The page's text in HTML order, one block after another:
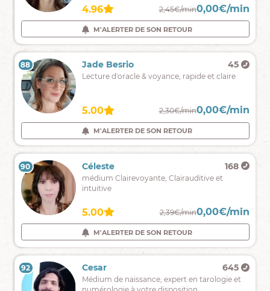
maîtrise
de
support
divinatoire
et
de
naissance
4.48 0,00€/min
M'ALERTER DE SON RETOUR
4.96 2,45€/min0,00€/min
M'ALERTER DE SON RETOUR
87 Lili
431
Médium
,venez
chercher
des
réponses
Avec
précis
!
4.90 2,40€/min 0,00€/min
M'ALERTER DE SON RETOUR
88 Jade Besrio 45
Lecture d'oracle & voyance, rapide et claire
5.00 2,30€/min0,00€/min
M'ALERTER DE SON RETOUR
89 Tina
2293
Vos
réponses
avec
le
tarot
4.93 2,20€/min 0,00€/min
M'ALERTER DE SON RETOUR
90 Céleste 168
médium Clairevoyante, Clairauditive et
intuitive
5.00 2,39€/min0,00€/min
M'ALERTER DE SON RETOUR
91 Lyvia
453
Bienvenus
92 Cesar 645
Médium de naissance, expert en tarologie et